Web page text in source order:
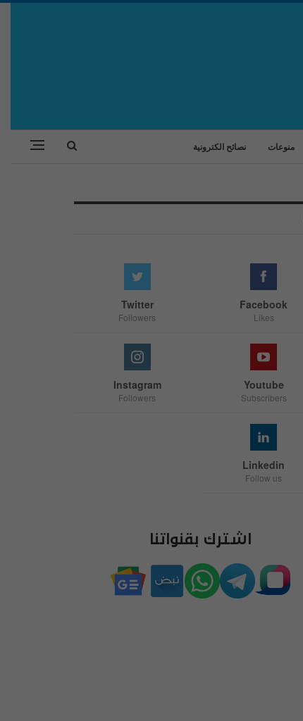
منوعات نصائح الكترونية
Facebook
Likes
Twitter
Followers
Youtube
Subscribers
Instagram
Followers
Linkedin
Follow us
اشترك بقنواتنا